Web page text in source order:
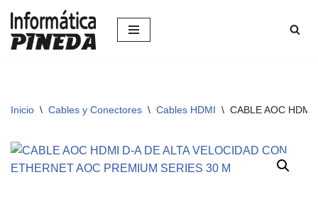
Saltar
Inicio \ Cables y Conectores \ Cables HDMI \ CABLE AOC HDMI